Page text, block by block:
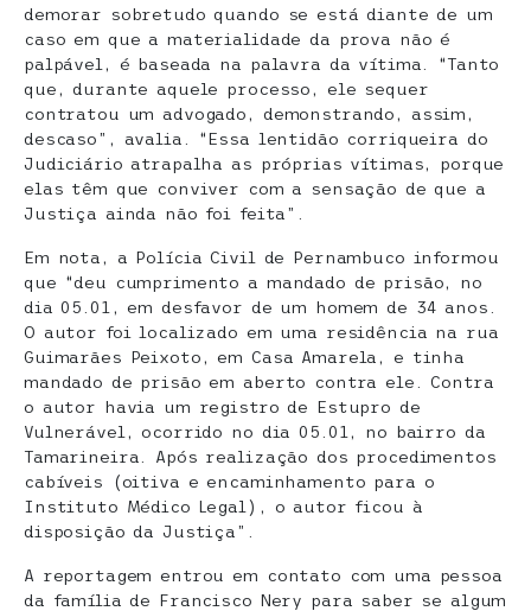
demorar sobretudo quando se está diante de um
caso em que a materialidade da prova não é
palpável, é baseada na palavra da vítima. “Tanto
que, durante aquele processo, ele sequer
contratou um advogado, demonstrando, assim,
descaso”, avalia. “Essa lentidão corriqueira do
Judiciário atrapalha as próprias vítimas, porque
elas têm que conviver com a sensação de que a
Justiça ainda não foi feita”.
Em nota, a Polícia Civil de Pernambuco informou
que “deu cumprimento a mandado de prisão, no
dia 05.01, em desfavor de um homem de 34 anos.
O autor foi localizado em uma residência na rua
Guimarães Peixoto, em Casa Amarela, e tinha
mandado de prisão em aberto contra ele. Contra
o autor havia um registro de Estupro de
Vulnerável, ocorrido no dia 05.01, no bairro da
Tamarineira. Após realização dos procedimentos
cabíveis (oitiva e encaminhamento para o
Instituto Médico Legal), o autor ficou à
disposição da Justiça”.
A reportagem entrou em contato com uma pessoa
da família de Francisco Nery para saber se algum